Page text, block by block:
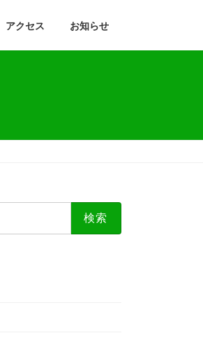
アクセス お知らせ